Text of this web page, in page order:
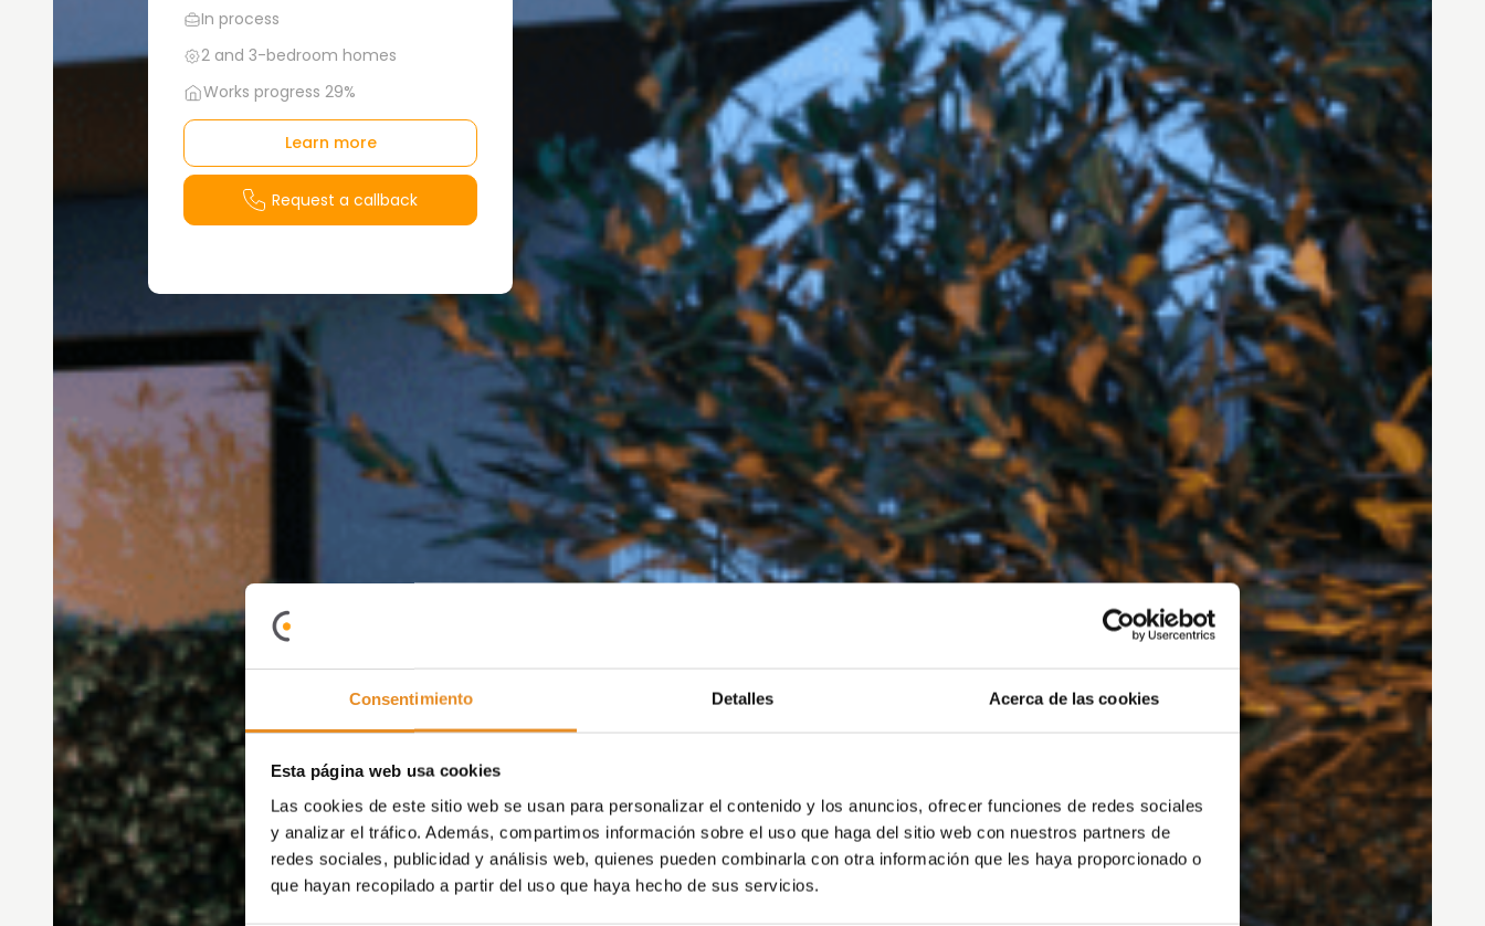
Consentimiento Detalles Acerca de las cookies
Esta página web usa cookies
Las cookies de este sitio web se usan para personalizar el contenido y los anuncios, ofrecer funciones de redes sociales
y analizar el tráfico. Además, compartimos información sobre el uso que haga del sitio web con nuestros partners de
redes sociales, publicidad y análisis web, quienes pueden combinarla con otra información que les haya proporcionado o
que hayan recopilado a partir del uso que haya hecho de sus servicios.
In process
2 and 3-bedroom homes
Works progress 29%
Learn more
Request a callback